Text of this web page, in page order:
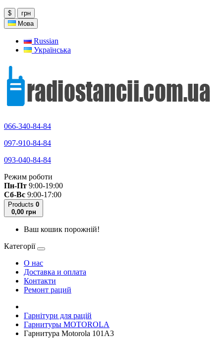
$
грн
Мова
Russian
Українська
066-340-84-84
097-910-84-84
093-040-84-84
Режим роботи
Пн-Пт 9:00-19:00
Сб-Вс 9:00-17:00
Products 0
0,00 грн
Ваш кошик порожній!
Категорії
О нас
Доставка и оплата
Контакти
Ремонт раций
Гарнітури для рацій
Гарнитуры MOTOROLA
Гарнитура Motorola 101A3